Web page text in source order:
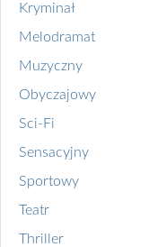
Kryminał
Melodramat
Muzyczny
Obyczajowy
Sci-Fi
Sensacyjny
Sportowy
Teatr
Thriller